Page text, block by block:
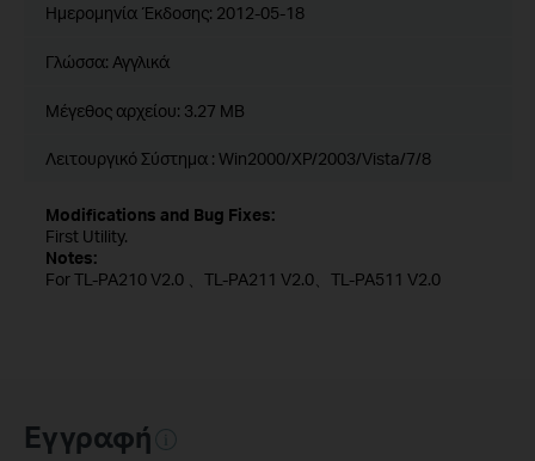
Ημερομηνία Έκδοσης: 2012-05-18
Γλώσσα: Αγγλικά
Μέγεθος αρχείου: 3.27 MB
Λειτουργικό Σύστημα : Win2000/XP/2003/Vista/7/8
Modifications and Bug Fixes:
First Utility.
Notes:
For TL-PA210 V2.0 、TL-PA211 V2.0、TL-PA511 V2.0
Εγγραφή